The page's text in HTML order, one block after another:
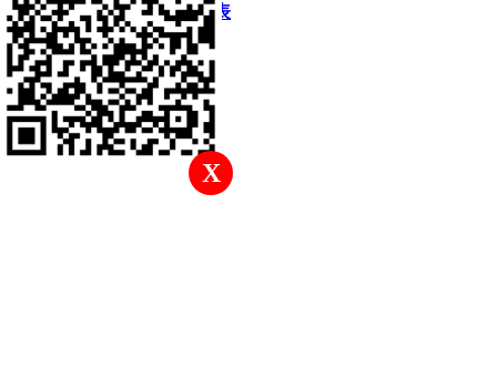
X
快速回復 返回頂部 返回列表